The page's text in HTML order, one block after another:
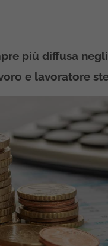
più diffusa
e lavoratore